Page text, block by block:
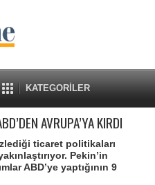
KATEGORİLER
AVRUPA’YA KIRDI
ticaret politikaları
Pekin’in
ABD’ye yaptığının 9